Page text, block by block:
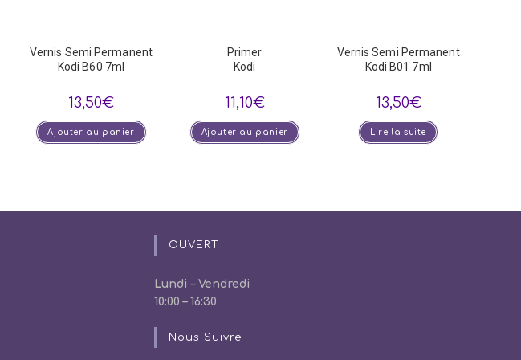
Vernis Semi Permanent
Kodi B60 7ml
13,50€
Ajouter au panier
Primer
Kodi
11,10€
Ajouter au panier
Vernis Semi Permanent
Kodi B01 7ml
13,50€
Lire la suite
OUVERT
Lundi – Vendredi
10:00 – 16:30
Nous Suivre